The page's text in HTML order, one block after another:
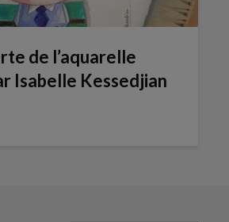
de l’aquarelle
Isabelle Kessedjian